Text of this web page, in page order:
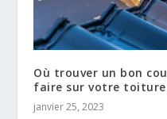
Où trouver un bon
faire sur votre toiture
janvier 25, 2023